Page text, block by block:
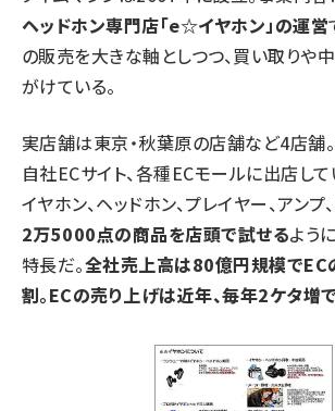
ヘッドホン専門店「e☆イヤホン」の運営
の販売を大きな軸としつつ、買い取りや
がけている。
実店舗は東京・秋葉原の店舗など4店舗
自社ECサイト、各種ECモールに出店して
イヤホン、ヘッドホン、プレイヤー、アンプ
2万5000点の商品を店頭で試せるよう
特長だ。全社売上高は80億円規模でEC
割。ECの売り上げは近年、毎年2ケタ増